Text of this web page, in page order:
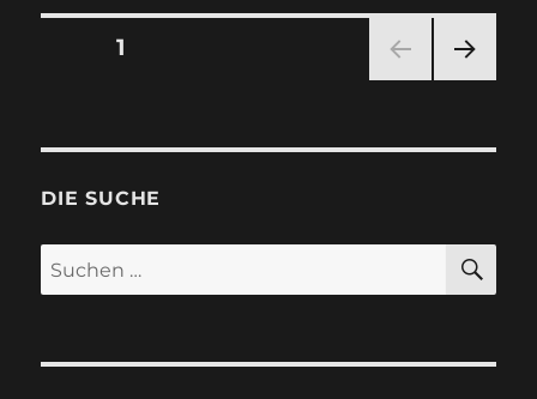
Seitennummerierung
Beiträge
1
E
DIE SUCHE
Suchen
nach: